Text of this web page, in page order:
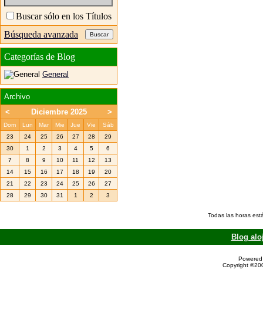
Buscar sólo en los Títulos
Búsqueda avanzada
Categorías de Blog
General
Archivo
<
>
Diciembre 2025
Dom Lun Mar Mie Jue Vie
Sáb
23
24 25 26 27 28
29
30
1 2 3 4 5
6
7
8 9 10 11 12
13
14
15 16 17 18 19
20
21
22 23 24 25 26
27
28
29 30 31 1 2 3
Todas las horas
Blog
Copyright